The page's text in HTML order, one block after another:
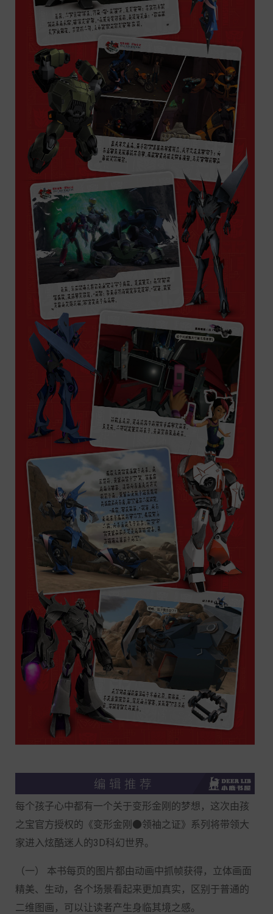
每个孩子心中都有一个关于变形金刚的梦想，这次由孩
之宝官方授权的《变形金刚●领袖之证》系列将带领大
家进入炫酷迷人的3D科幻世界。
（一） 本书每页的图片都由动画中抓帧获得，立体画面
精美、生动，各个场景看起来更加真实，区别于普通的
二维图画，可以让读者产生身临其境之感。